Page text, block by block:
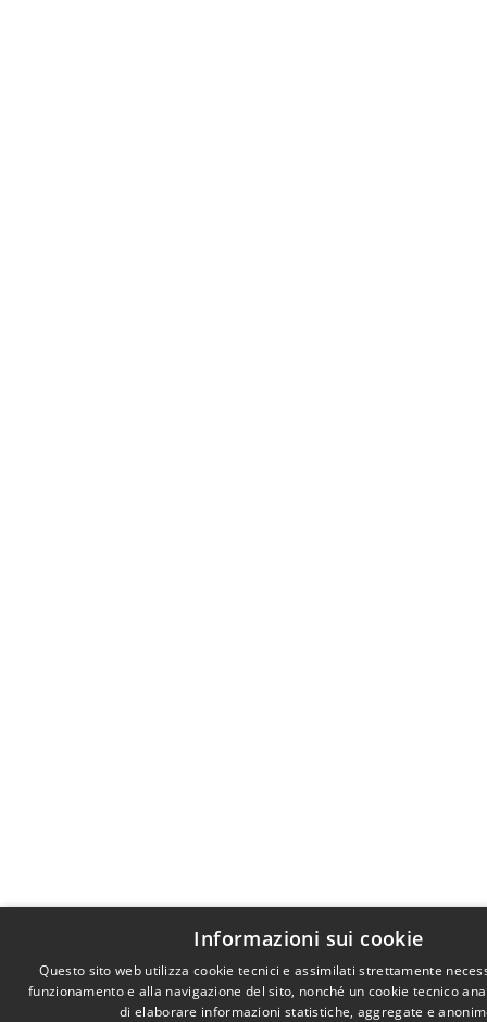
Informazioni sui cookie
Questo sito web utilizza cookie tecnici e assimilati strettamente
funzionamento e alla navigazione del sito, nonché un cookie tecnico
di elaborare informazioni statistiche, aggregate e